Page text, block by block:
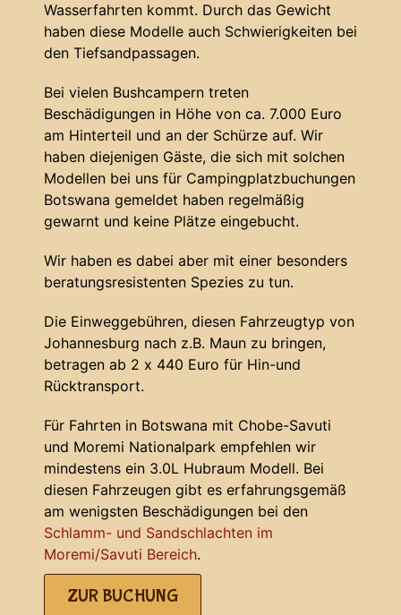
Wasserfahrten kommt. Durch das Gewicht
haben diese Modelle auch Schwierigkeiten bei
den Tiefsandpassagen.
Bei vielen Bushcampern treten
Beschädigungen in Höhe von ca. 7.000 Euro
am Hinterteil und an der Schürze auf. Wir
haben diejenigen Gäste, die sich mit solchen
Modellen bei uns für Campingplatzbuchungen
Botswana gemeldet haben regelmäßig
gewarnt und keine Plätze eingebucht.
Wir haben es dabei aber mit einer besonders
beratungsresistenten Spezies zu tun.
Die Einweggebühren, diesen Fahrzeugtyp von
Johannesburg nach z.B. Maun zu bringen,
betragen ab 2 x 440 Euro für Hin-und
Rücktransport.
Für Fahrten in Botswana mit Chobe-Savuti
und Moremi Nationalpark empfehlen wir
mindestens ein 3.0L Hubraum Modell. Bei
diesen Fahrzeugen gibt es erfahrungsgemäß
am wenigsten Beschädigungen bei den
Schlamm- und Sandschlachten im
Moremi/Savuti Bereich.
ZUR BUCHUNG